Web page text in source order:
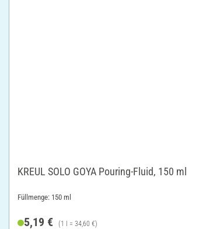
KREUL SOLO GOYA Pouring-Fluid, 150 ml
Füllmenge: 150 ml
5,19 € (1 l = 34,60 €)